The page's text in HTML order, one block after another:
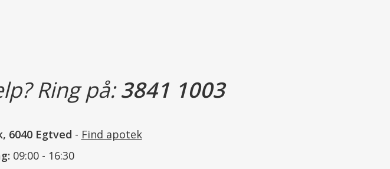
Ring på:3841 1003
6040 Egtved - Find apotek
09:00 - 16:30